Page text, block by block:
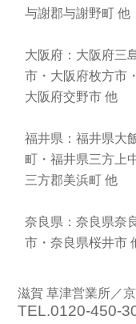
与謝郡与謝野町 他
大阪府：大阪府三
市・大阪府枚方市
大阪府交野市 他
福井県：福井県大
町・福井県三方上
三方郡美浜町 他
奈良県：奈良県奈
市・奈良県桜井市
滋賀 草津営業所／
TEL.0120-450-